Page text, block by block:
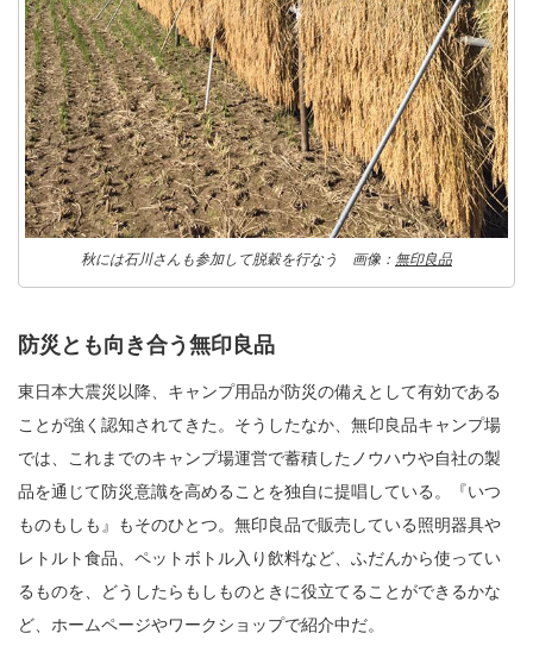
秋には石川さんも参加して脱穀を行なう 画像： 無印良品
防災とも向き合う無印良品
東日本大震災以降、キャンプ用品が防災の備えとして有効である
ことが強く認知されてきた。そうしたなか、無印良品キャンプ場
では、これまでのキャンプ場運営で蓄積したノウハウや自社の製
品を通じて防災意識を高めることを独自に提唱している。『いつ
ものもしも』もそのひとつ。無印良品で販売している照明器具や
レトルト食品、ペットボトル入り飲料など、ふだんから使ってい
るものを、どうしたらもしものときに役立てることができるかな
ど、ホームページやワークショップで紹介中だ。